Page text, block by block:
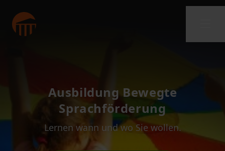
Ausbildung Bewegte
Sprachförderung
Lernen wann und wo Sie wollen.